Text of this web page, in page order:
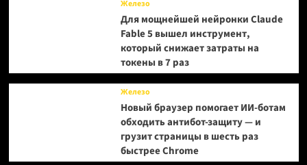
Железо
Для мощнейшей нейронки Claude
Fable 5 вышел инструмент,
который снижает затраты на
токены в 7 раз
Железо
Новый браузер помогает ИИ-ботам
обходить антибот-защиту — и
грузит страницы в шесть раз
быстрее Chrome